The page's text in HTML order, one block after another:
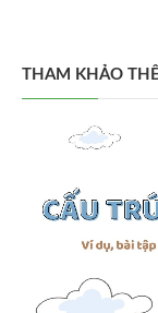
THAM KHẢO